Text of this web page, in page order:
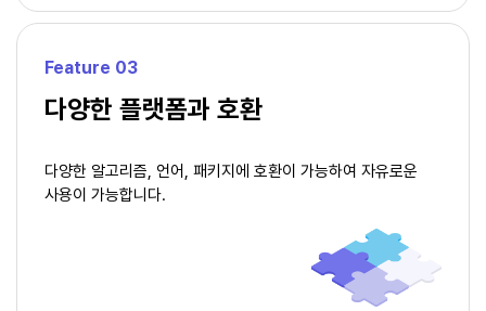
Feature 03
다양한 플랫폼과 호환
다양한 알고리즘, 언어, 패키지에 호환이 가능하여 자유로운
사용이 가능합니다.